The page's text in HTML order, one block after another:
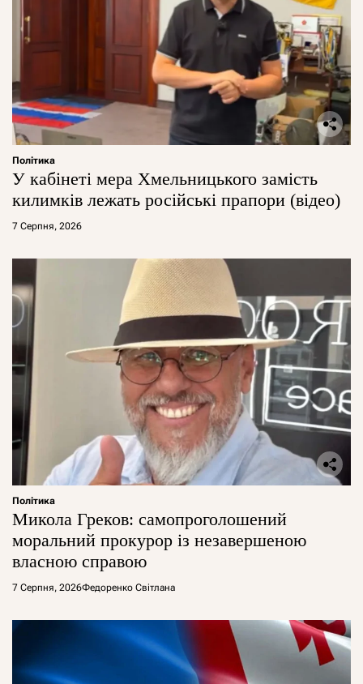
Політика
У кабінеті мера Хмельницького замість
килимків лежать російські прапори (відео)
7 Серпня, 2026
Політика
Микола Греков: самопроголошений
моральний прокурор із незавершеною
власною справою
7 Серпня, 2026Федоренко Світлана